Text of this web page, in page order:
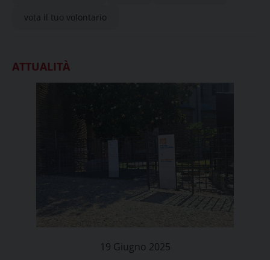
vota il tuo volontario
ATTUALITÀ
19 Giugno 2025